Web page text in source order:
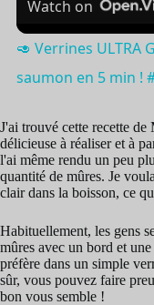
Watch on
🥑 Verrines ULTRA
saumon en 5 min !
J'ai trouvé cette recette
délicieuse à réaliser et à
l'ai même rendu un peu
quantité de mûres. Je
clair dans la boisson, ce
Habituellement, les gens
mûres avec un bord et
préfère dans un simple
sûr, vous pouvez faire
bon vous semble !